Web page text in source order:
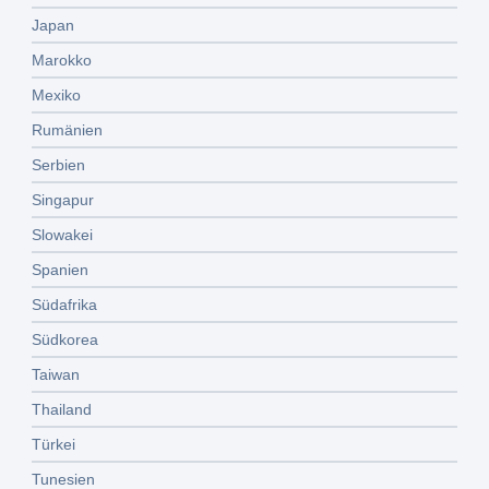
Japan
Marokko
Mexiko
Rumänien
Serbien
Singapur
Slowakei
Spanien
Südafrika
Südkorea
Taiwan
Thailand
Türkei
Tunesien